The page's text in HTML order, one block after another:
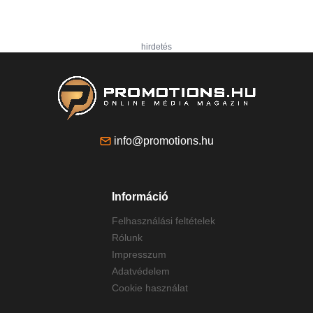
hirdetés
info@promotions.hu
Információ
Felhasználási feltételek
Rólunk
Impresszum
Adatvédelem
Cookie használat